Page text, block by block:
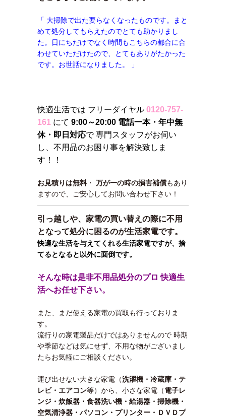
「 大掃除で出た要らなくなったものです。まと
めて処分してもらえたのでとても助かりまし
た。日にちだけでなく時間もこちらの都合に合
わせていただけたので、とてもありがたかった
です。お世話になりました。 」
快適生活では フリーダイヤル 0120-757-
161 にて 9:00～20:00 電話一本・年中無
休・即日対応で 専門スタッフがお伺い
し、不用品のお困り事を解決致しま
す！！
お見積りは無料・ 万が一の時の損害補償もあり
ますので、ご安心してお問い合わせ下さい！
引っ越しや、家電の買い替えの際に不用
となって処分に困るのが生活家電です。
快適な生活を与えてくれる生活家電ですが、捨
てるとなると以外に面倒です。
そんな時は是非不用品処分のプロ 快適生
活へお任せ下さい。
また、まだ使える家電の買取も行っておりま
す。
流行りの家電製品だけではありませんので 時期
や季節などは気にせず、不用な物がございまし
たらお気軽にご相談ください。
運び出せない大きな家電（洗濯機・冷蔵庫・テ
レビ・エアコン等）から、小さな家電（電子レ
ンジ・炊飯器・食器洗い機・給湯器・掃除機・
空気清浄器・パソコン・プリンター・ＤＶＤプ